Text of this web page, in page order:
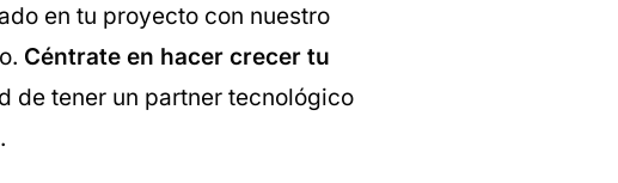
en tu proyecto con nuestro
Céntrate en hacer crecer tu
de tener un partner tecnológico